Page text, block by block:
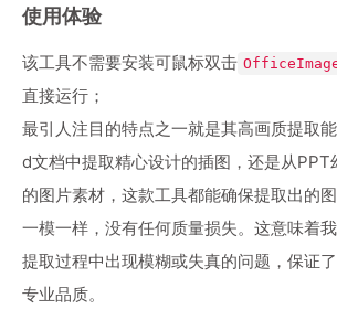
使用体验
该工具不需要安装可鼠标双击
直接运行；
最引人注目的特点之一就是其高画质提取
d文档中提取精心设计的插图，还是从PPT
的图片素材，这款工具都能确保提取出的
一模一样，没有任何质量损失。这意味着
提取过程中出现模糊或失真的问题，保证
专业品质。